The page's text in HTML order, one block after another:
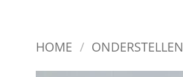
HOME / ONDERSTELLEN